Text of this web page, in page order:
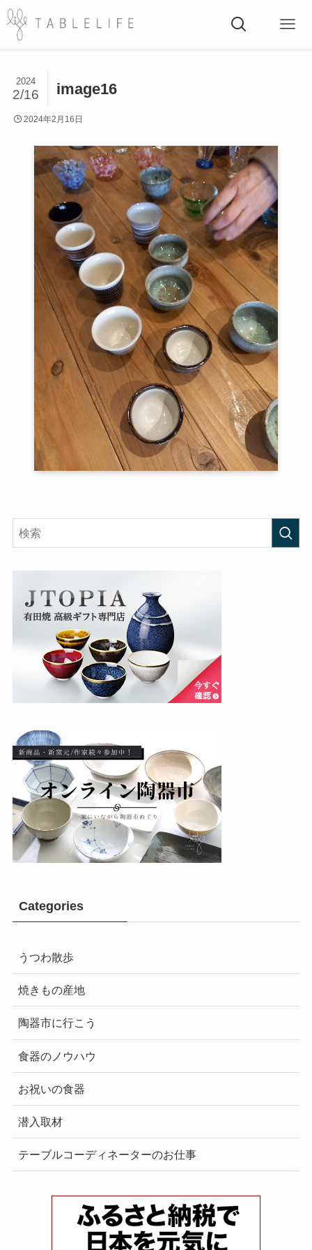
image16
2024
2/16
2024年2月16日
Categories
うつわ散歩
焼きもの産地
陶器市に行こう
食器のノウハウ
お祝いの食器
潜入取材
テーブルコーディネーターのお仕事